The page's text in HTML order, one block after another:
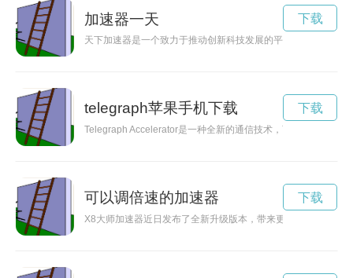
加速器一天
天下加速器是一个致力于推动创新科技发展的平台，为各种创
下载
telegraph苹果手机下载
Telegraph Accelerator是一种全新的通信技术，可以显著提高
下载
可以调倍速的加速器
X8大师加速器近日发布了全新升级版本，带来更强大的功能和
下载